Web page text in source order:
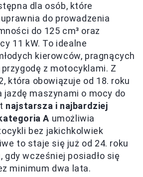
dla osób, które
do prowadzenia
do 125 cm³ oraz
11 kW. To idealne
kierowców, pragnących
z motocyklami. Z
która obowiązuje od 18. roku
jazdę maszynami o mocy do
najstarsza i najbardziej
A umożliwia
bez jakichkolwiek
to staje się już od 24. roku
gdy wcześniej posiadło się
minimum dwa lata.